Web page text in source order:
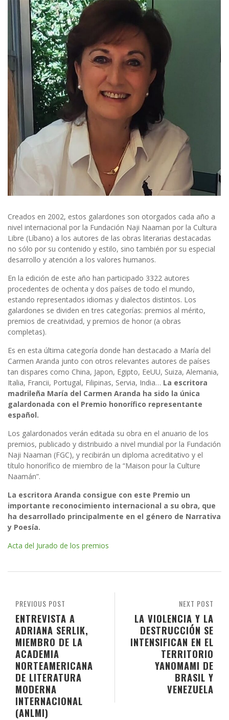
Creados en 2002, estos galardones son otorgados cada año a
nivel internacional por la Fundación Naji Naaman por la Cultura
Libre (Líbano) a los autores de las obras literarias destacadas
no sólo por su contenido y estilo, sino también por su especial
desarrollo y atención a los valores humanos.
En la edición de este año han participado 3322 autores
procedentes de ochenta y dos países de todo el mundo,
estando representados idiomas y dialectos distintos. Los
galardones se dividen en tres categorías: premios al mérito,
premios de creatividad, y premios de honor (a obras
completas).
Es en esta última categoría donde han destacado a María del
Carmen Aranda junto con otros relevantes autores de países
tan dispares como China, Japon, Egipto, EeUU, Suiza, Alemania,
Italia, Francii, Portugal, Filipinas, Servia, India… La escritora
madrileña María del Carmen Aranda ha sido la única
galardonada con el Premio honorífico representante
español.
Los galardonados verán editada su obra en el anuario de los
premios, publicado y distribuido a nivel mundial por la Fundación
Naji Naaman (FGC), y recibirán un diploma acreditativo y el
título honorífico de miembro de la “Maison pour la Culture
Naamán”.
La escritora Aranda consigue con este Premio un
importante reconocimiento internacional a su obra, que
ha desarrollado principalmente en el género de Narrativa
y Poesía.
Acta del Jurado de los premios
NEXT POST
LA VIOLENCIA Y LA
DESTRUCCIÓN SE
INTENSIFICAN EN EL
TERRITORIO
YANOMAMI DE
BRASIL Y
VENEZUELA
PREVIOUS POST
ENTREVISTA A
ADRIANA SERLIK,
MIEMBRO DE LA
ACADEMIA
NORTEAMERICANA
DE LITERATURA
MODERNA
INTERNACIONAL
(ANLMI)